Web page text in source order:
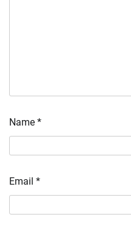
Name *
Email *